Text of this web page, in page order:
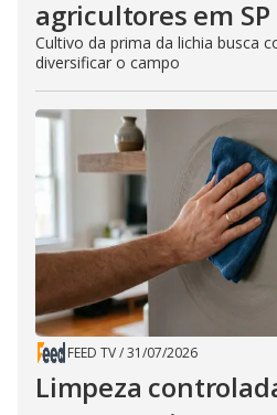
agricultores em SP
Cultivo da prima da lichia busca
diversificar o campo
FEED TV/31/07/2026
Limpeza